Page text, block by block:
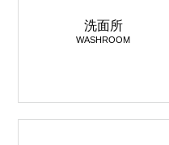
洗面所
WASHROOM